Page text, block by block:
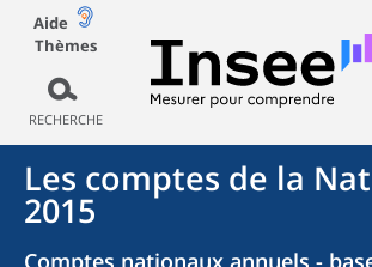
Aide
Thèmes
RECHERCHE
Les comptes de la
2015
Comptes nationaux annuels -